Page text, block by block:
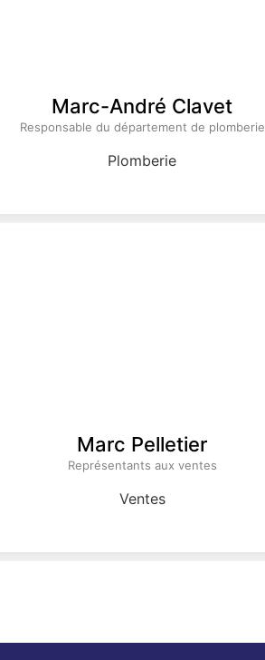
Marc-André Clavet
Responsable du département de plomberie
Plomberie
Marc Pelletier
Représentants aux ventes
Ventes